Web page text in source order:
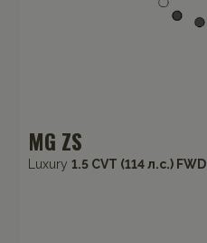
MG ZS
Luxury 1.5 CVT (114 л.с.) FWD